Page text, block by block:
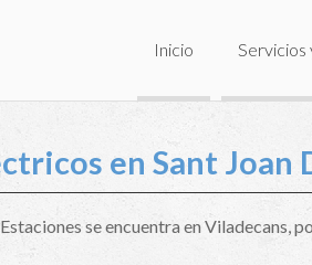
Inicio Servicios
en Sant Joan
se encuentra en Viladecans,